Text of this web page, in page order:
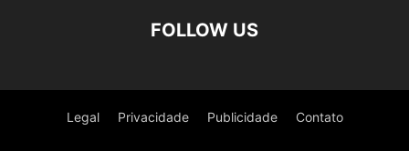
FOLLOW US
Legal Privacidade Publicidade Contato